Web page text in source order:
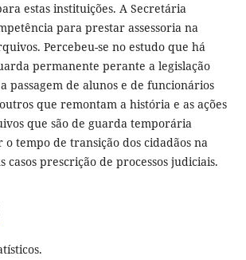
estas instituições. A Secretária
para prestar assessoria na
Percebeu-se no estudo que há
permanente perante a legislação
passagem de alunos e de funcionários
que remontam a história e as ações
que são de guarda temporária
tempo de transição dos cidadãos na
casos prescrição de processos judiciais.